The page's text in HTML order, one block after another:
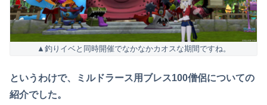
▲釣りイベと同時開催でなかなかカオスな期間ですね。
というわけで、ミルドラース用ブレス100僧侶についての
紹介でした。